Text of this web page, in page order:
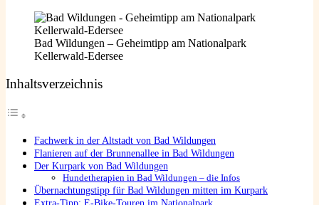
Bad Wildungen – Geheimtipp am Nationalpark
Kellerwald-Edersee
Inhaltsverzeichnis
Fachwerk in der Altstadt von Bad Wildungen
Flanieren auf der Brunnenallee in Bad Wildungen
Der Kurpark von Bad Wildungen
Hundetherapien in Bad Wildungen – die Infos
Übernachtungstipp für Bad Wildungen mitten im Kurpark